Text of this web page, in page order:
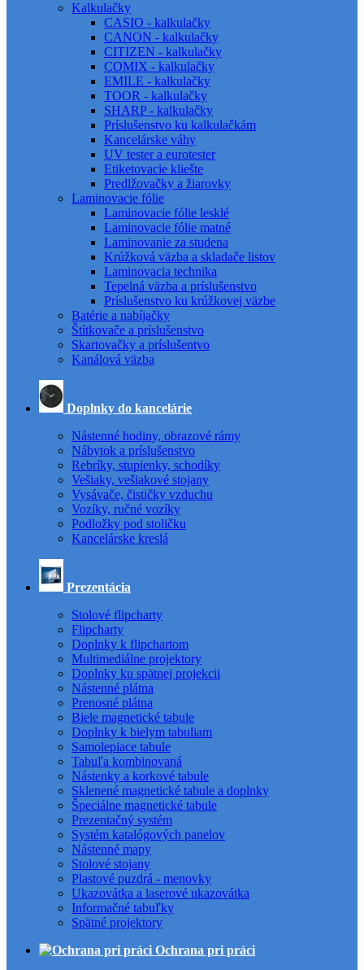
Kalkulačky
CASIO - kalkulačky
CANON - kalkulačky
CITIZEN - kalkulačky
COMIX - kalkulačky
EMILE - kalkulačky
TOOR - kalkulačky
SHARP - kalkulačky
Príslušenstvo ku kalkulačkám
Kancelárske váhy
UV tester a eurotester
Etiketovacie kliešte
Predlžovačky a žiarovky
Laminovacie fólie
Laminovacie fólie lesklé
Laminovacie fólie matné
Laminovanie za studena
Krúžková väzba a skladače listov
Laminovacia technika
Tepelná väzba a príslušenstvo
Príslušenstvo ku krúžkovej väzbe
Batérie a nabíjačky
Štítkovače a príslušenstvo
Skartovačky a príslušentvo
Kanálová väzba
Doplnky do kancelárie
Nástenné hodiny, obrazové rámy
Nábytok a príslušenstvo
Rebríky, stupienky, schodíky
Vešiaky, vešiakové stojany
Vysávače, čističky vzduchu
Vozíky, ručné vozíky
Podložky pod stoličku
Kancelárske kreslá
Prezentácia
Stolové flipcharty
Flipcharty
Doplnky k flipchartom
Multimediálne projektory
Doplnky ku spätnej projekcii
Nástenné plátna
Prenosné plátna
Biele magnetické tabule
Doplnky k bielym tabuliam
Samolepiace tabule
Tabuľa kombinovaná
Nástenky a korkové tabule
Sklenené magnetické tabule a doplnky
Špeciálne magnetické tabule
Prezentačný systém
Systém katalógových panelov
Nástenné mapy
Stolové stojany
Plastové puzdrá - menovky
Ukazovátka a laserové ukazovátka
Informačné tabuľky
Spätné projektory
Ochrana pri práci